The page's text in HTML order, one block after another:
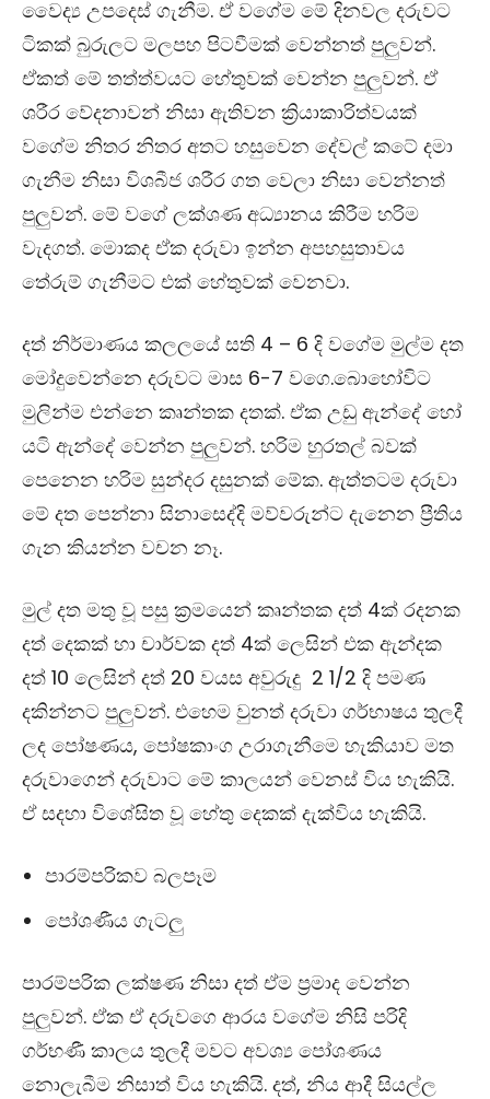
වෛද්‍ය උපදෙස් ගැනීම. ඒ වගේම මේ දිනවල දරුවට
ටිකක් බුරුලට මලපහ පිටවීමක් වෙන්නත් පුලුවන්.
ඒකත් මේ තත්ත්වයට හේතුවක් වෙන්න පුලුවන්. ඒ
ශරීර වේදනාවන් නිසා ඇතිවන ක්‍රියාකාරිත්වයක්
වගේම නිතර නිතර අතට හසුවෙන දේවල් කටේ දමා
ගැනීම නිසා විශබීජ ශරීර ගත වෙලා නිසා වෙන්නත්
පුලුවන්. මේ වගේ ලක්ශණ අධ්‍යානය කිරීම හරිම
වැදගත්. මොකද ඒක දරුවා ඉන්න අපහසුතාවය
තේරුම් ගැනීමට එක් හේතුවක් වෙනවා.
දත් නිර්මාණය කලලයේ සති 4 – 6 දි වගේම මුල්ම දත
මෝදුවෙන්නෙ දරුවට මාස 6-7 වගෙ.බොහෝවිට
මුලින්ම එන්නෙ කෘන්තක දතක්. ඒක උඩු ඇන්දේ හෝ
යටි ඇන්දේ වෙන්න පුලුවන්. හරිම හුරතල් බවක්
පෙනෙන හරිම සුන්දර දසුනක් මේක. ඇත්‍තටම දරුවා
මේ දත පෙන්නා සිනාසෙද්දි මව්වරුන්ට දැනෙන ප්‍රීතිය
ගැන කියන්න වචන නෑ.
මුල් දත මතු වූ පසු ක්‍රමයෙන් කෘන්තක දත් 4ක් රදනක
දත් දෙකක් හා චාර්වක දත් 4ක් ලෙසින් එක ඇන්දක
දත් 10 ලෙසින් දත් 20 වයස අවුරුදු 2 1/2 දි පමණ
දකින්නට පුලුවන්. එහෙම වුනත් දරුවා ගර්භාෂය තුලදී
ලද පෝෂණය, පෝෂකාංග උරාගැනීමෙ හැකියාව මත
දරුවා‍ගෙන් දරුවාට මේ කාලයන් වෙනස් විය හැකියි.
ඒ සදහා විශේසිත වූ හේතු දෙකක් දැක්විය හැකියි.
පාරම්පරිකව බලපෑම
පෝශණීය ගැටලු
පාරම්පරික ලක්ෂණ නිසා දත් ඒම ප්‍රමාද වෙන්න
පුලුවන්. ඒක ඒ දරුවගෙ ආරය වගේම නිසි පරිදි
ගර්භණී කාලය තුලදී මවට අවශ්‍ය පෝශණය
නොලැබීම නිසාත් විය හැකියි. දත්, නිය ආදී සියල්ල